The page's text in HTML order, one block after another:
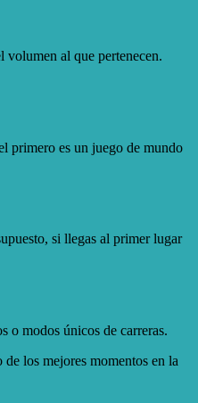
volumen al que pertenecen.
primero es un juego de mundo
si llegas al primer lugar
o modos únicos de carreras.
los mejores momentos en la